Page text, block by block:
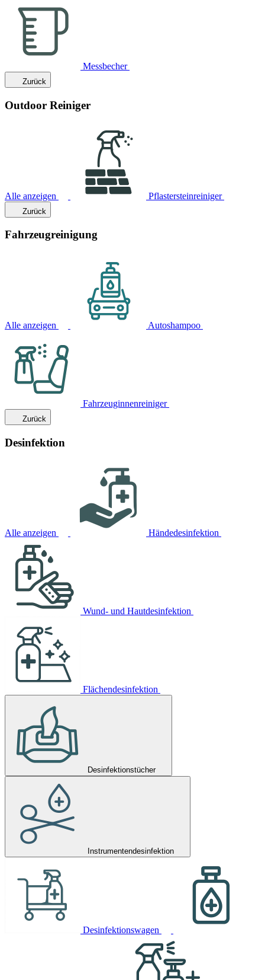
Messbecher
Zurück
Outdoor Reiniger
Alle anzeigen Pflastersteinreiniger
Zurück
Fahrzeugreinigung
Alle anzeigen Autoshampoo
Fahrzeuginnenreiniger
Zurück
Desinfektion
Alle anzeigen Händedesinfektion
Wund- und Hautdesinfektion
Flächendesinfektion
Desinfektionstücher
Instrumentendesinfektion
Desinfektionswagen